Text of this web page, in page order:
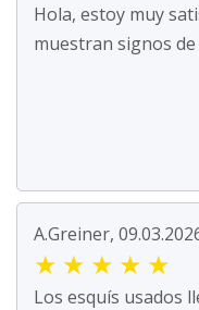
Hola, estoy muy
muestran signos de
A.Greiner,
★ ★ ★ ★ ★
Los esquís usados